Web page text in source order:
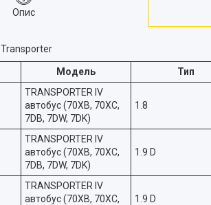
Опис
Transporter
Модель Тип
TRANSPORTER IV
автобус (70XB, 70XC,
7DB, 7DW, 7DK)
1.8
TRANSPORTER IV
автобус (70XB, 70XC,
7DB, 7DW, 7DK)
1.9 D
TRANSPORTER IV
автобус (70XB, 70XC,
1.9 D